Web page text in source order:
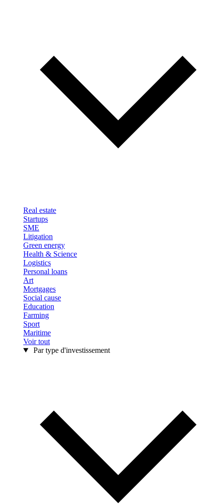
Real estate
Startups
SME
Litigation
Green energy
Health & Science
Logistics
Personal loans
Art
Mortgages
Social cause
Education
Farming
Sport
Maritime
Voir tout
Par type d'investissement